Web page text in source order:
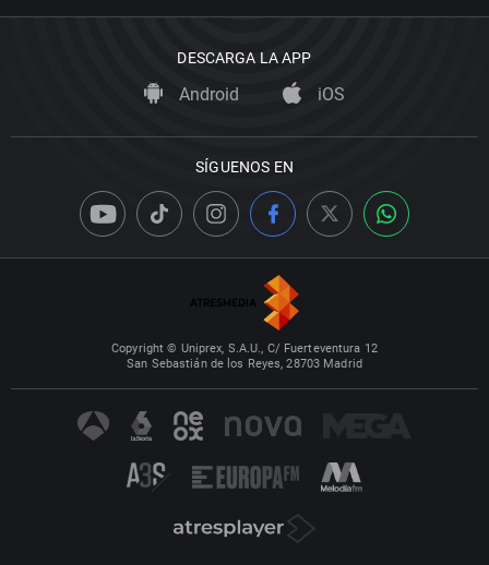
DESCARGA LA APP
Android iOS
SÍGUENOS EN
Copyright © Uniprex, S.A.U., C/ Fuerteventura 12
San Sebastián de los Reyes, 28703 Madrid